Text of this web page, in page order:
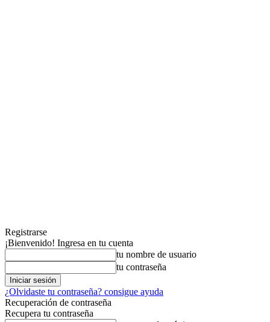
Registrarse
¡Bienvenido! Ingresa en tu cuenta
tu nombre de usuario
tu contraseña
¿Olvidaste tu contraseña? consigue ayuda
Recuperación de contraseña
Recupera tu contraseña